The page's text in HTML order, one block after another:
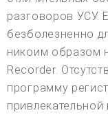
разговоров УСУ.
безболезненно
никоим образом
Recorder.
программу